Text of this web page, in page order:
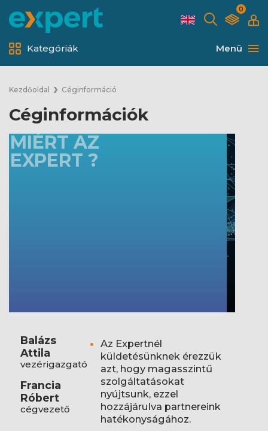
0
Menü
Kategóriák
Kezdőoldal Céginformáció
Céginformációk
MIÉRT AZ
EXPERT ?
Balázs
Attila
vezérigazgató
Francia
Róbert
cégvezető
Az Expertnél
küldetésünknek érezzük
azt, hogy magasszintű
szolgáltatásokat
nyújtsunk, ezzel
hozzájárulva partnereink
hatékonyságához.